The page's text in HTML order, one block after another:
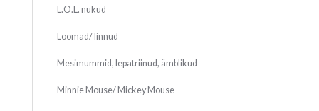
L.O.L. nukud
Loomad/ linnud
Mesimummid, lepatriinud, ämblikud
Minnie Mouse/ Mickey Mouse